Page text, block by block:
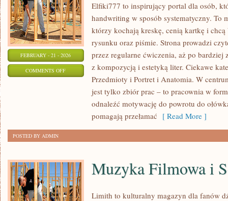
FEBRUARY - 21 - 2026
COMMENTS OFFON
LETTERING
Elfiki777 to inspirujący portal dla osób,
handwriting w sposób systematyczny. To
którzy kochają kreskę, cenią kartkę i chcą
rysunku oraz piśmie. Strona prowadzi
przez regularne ćwiczenia, aż po bardziej
z kompozycją i estetyką liter. Ciekawe
Przedmioty i Portret i Anatomia. W
jest tylko zbiór prac – to pracownia w
odnaleźć motywację do powrotu do
pomagają przełamać [ Read More ]
POSTED BY ADMIN
Muzyka Filmowa i
Limith to kulturalny magazyn dla fanów